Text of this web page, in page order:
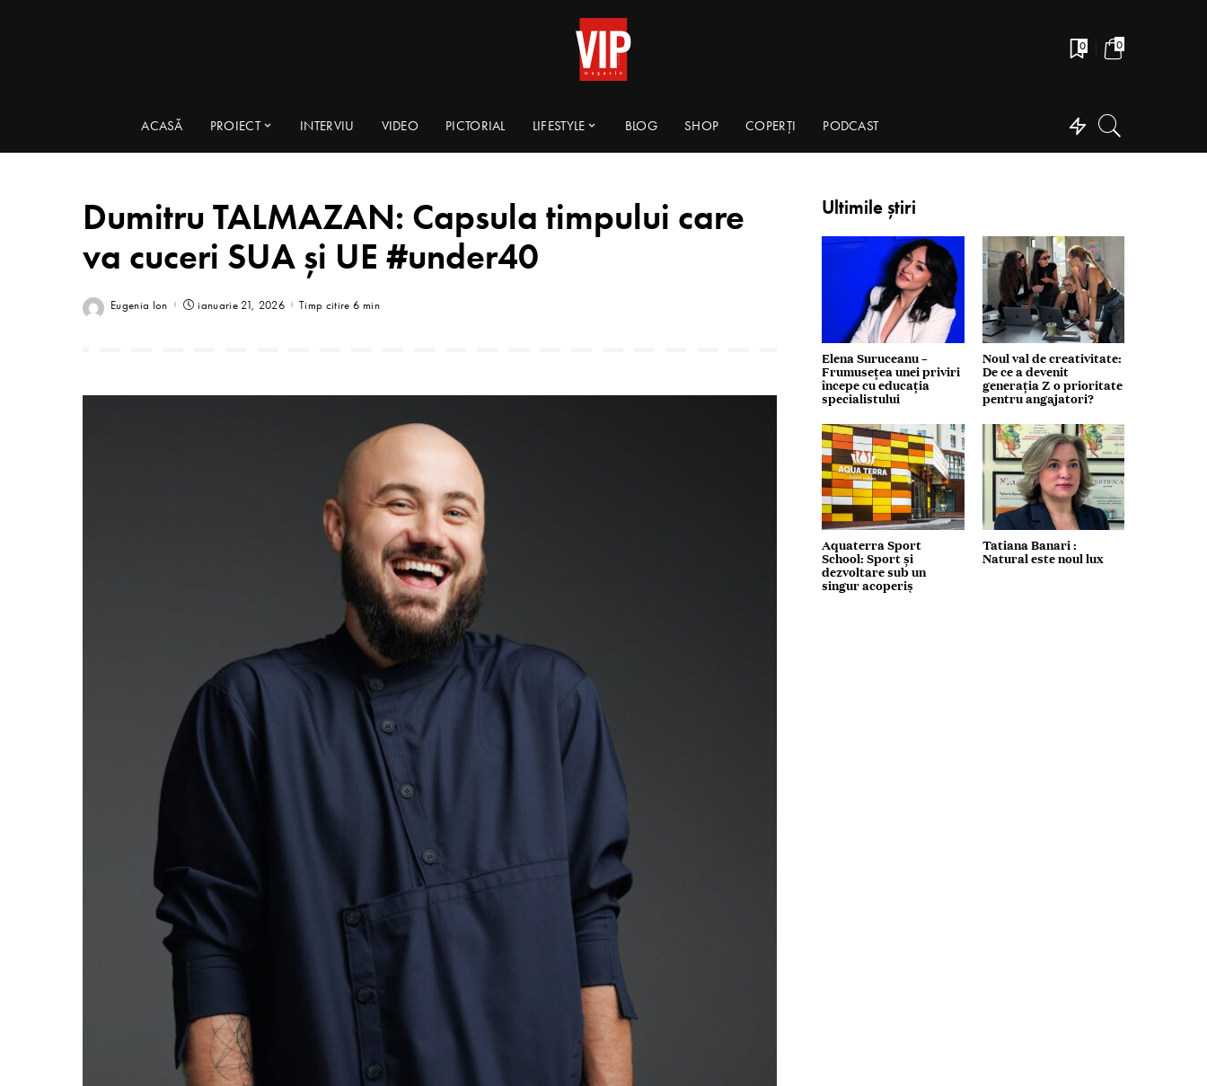
0 0
ACASĂ PROIECT INTERVIU VIDEO PICTORIAL LIFESTYLE BLOG SHOP COPERȚI PODCAST
Dumitru TALMAZAN: Capsula timpului care
va cuceri SUA și UE #under40
Eugenia Ion ianuarie 21, 2026 Timp citire 6 min
Ultimile știri
Elena Suruceanu –
Frumusețea unei priviri
începe cu educația
specialistului
Noul val de creativitate:
De ce a devenit
generația Z o prioritate
pentru angajatori?
Aquaterra Sport
School: Sport și
dezvoltare sub un
singur acoperiș
Tatiana Banari :
Natural este noul lux